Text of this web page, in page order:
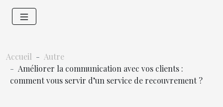
Accueil
Autre
Améliorer la communication avec vos clients :
comment vous servir d’un service de recouvrement ?